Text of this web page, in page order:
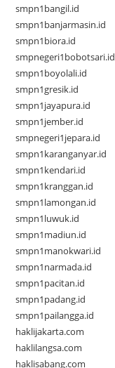
smpn1bangil.id
smpn1banjarmasin.id
smpn1biora.id
smpnegeri1bobotsari.id
smpn1boyolali.id
smpn1gresik.id
smpn1jayapura.id
smpn1jember.id
smpnegeri1jepara.id
smpn1karanganyar.id
smpn1kendari.id
smpn1kranggan.id
smpn1lamongan.id
smpn1luwuk.id
smpn1madiun.id
smpn1manokwari.id
smpn1narmada.id
smpn1pacitan.id
smpn1padang.id
smpn1pailangga.id
haklijakarta.com
haklilangsa.com
haklisabang.com